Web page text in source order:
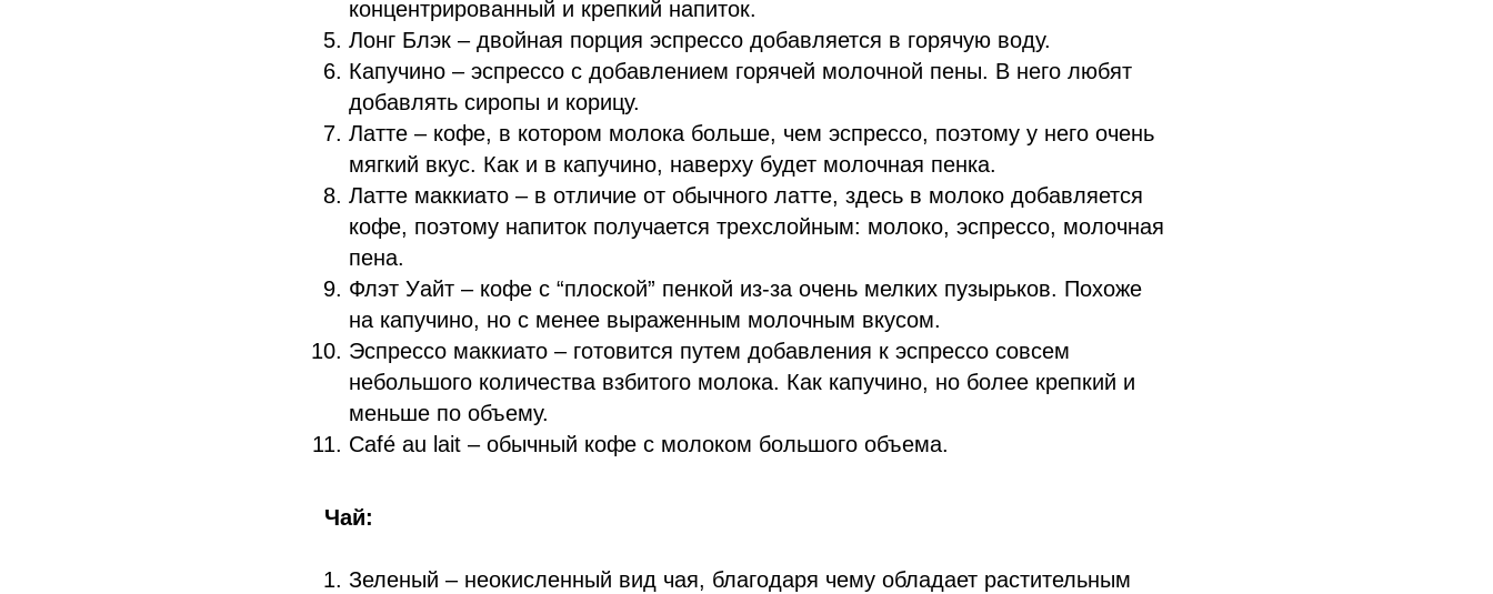
концентрированный и крепкий напиток.
Лонг Блэк – двойная порция эспрессо добавляется в горячую воду.
Капучино – эспрессо с добавлением горячей молочной пены. В него любят
добавлять сиропы и корицу.
Латте – кофе, в котором молока больше, чем эспрессо, поэтому у него очень
мягкий вкус. Как и в капучино, наверху будет молочная пенка.
Латте маккиато – в отличие от обычного латте, здесь в молоко добавляется
кофе, поэтому напиток получается трехслойным: молоко, эспрессо, молочная
пена.
Флэт Уайт – кофе с “плоской” пенкой из-за очень мелких пузырьков. Похоже
на капучино, но с менее выраженным молочным вкусом.
Эспрессо маккиато – готовится путем добавления к эспрессо совсем
небольшого количества взбитого молока. Как капучино, но более крепкий и
меньше по объему.
Café au lait – обычный кофе с молоком большого объема.
Чай:
Зеленый – неокисленный вид чая, благодаря чему обладает растительным